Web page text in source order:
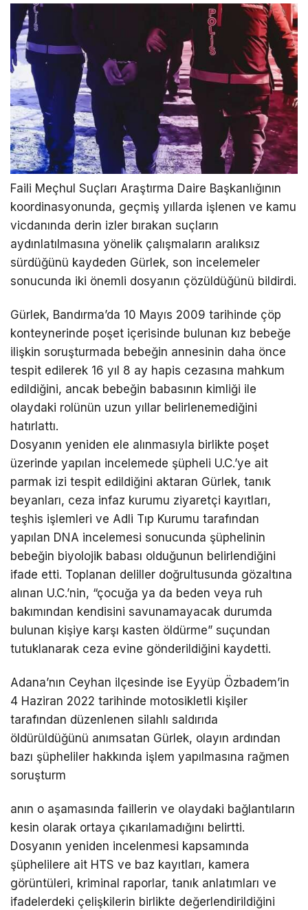
Faili Meçhul Suçları Araştırma Daire Başkanlığının
koordinasyonunda, geçmiş yıllarda işlenen ve kamu
vicdanında derin izler bırakan suçların
aydınlatılmasına yönelik çalışmaların aralıksız
sürdüğünü kaydeden Gürlek, son incelemeler
sonucunda iki önemli dosyanın çözüldüğünü bildirdi.
Gürlek, Bandırma’da 10 Mayıs 2009 tarihinde çöp
konteynerinde poşet içerisinde bulunan kız bebeğe
ilişkin soruşturmada bebeğin annesinin daha önce
tespit edilerek 16 yıl 8 ay hapis cezasına mahkum
edildiğini, ancak bebeğin babasının kimliği ile
olaydaki rolünün uzun yıllar belirlenemediğini
hatırlattı.
Dosyanın yeniden ele alınmasıyla birlikte poşet
üzerinde yapılan incelemede şüpheli U.C.’ye ait
parmak izi tespit edildiğini aktaran Gürlek, tanık
beyanları, ceza infaz kurumu ziyaretçi kayıtları,
teşhis işlemleri ve Adli Tıp Kurumu tarafından
yapılan DNA incelemesi sonucunda şüphelinin
bebeğin biyolojik babası olduğunun belirlendiğini
ifade etti. Toplanan deliller doğrultusunda gözaltına
alınan U.C.’nin, “çocuğa ya da beden veya ruh
bakımından kendisini savunamayacak durumda
bulunan kişiye karşı kasten öldürme” suçundan
tutuklanarak ceza evine gönderildiğini kaydetti.
Adana’nın Ceyhan ilçesinde ise Eyyüp Özbadem’in
4 Haziran 2022 tarihinde motosikletli kişiler
tarafından düzenlenen silahlı saldırıda
öldürüldüğünü anımsatan Gürlek, olayın ardından
bazı şüpheliler hakkında işlem yapılmasına rağmen
soruşturm
anın o aşamasında faillerin ve olaydaki bağlantıların
kesin olarak ortaya çıkarılamadığını belirtti.
Dosyanın yeniden incelenmesi kapsamında
şüphelilere ait HTS ve baz kayıtları, kamera
görüntüleri, kriminal raporlar, tanık anlatımları ve
ifadelerdeki çelişkilerin birlikte değerlendirildiğini